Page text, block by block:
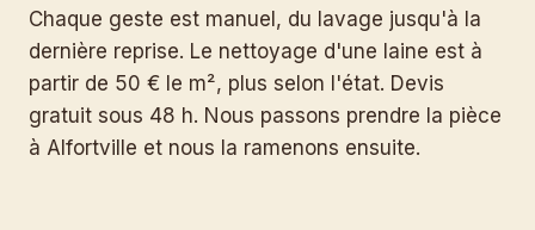
Chaque geste est manuel, du lavage jusqu'à la
dernière reprise. Le nettoyage d'une laine est à
partir de 50 € le m², plus selon l'état. Devis
gratuit sous 48 h. Nous passons prendre la pièce
à Alfortville et nous la ramenons ensuite.